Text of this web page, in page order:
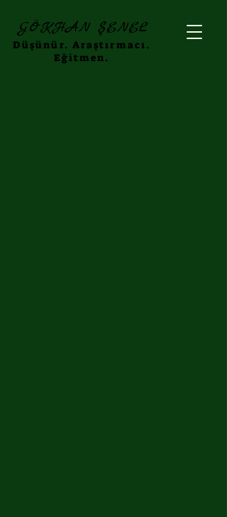
GÖKHAN ŞENEL
Düşünür. Araştırmacı.
Eğitmen.